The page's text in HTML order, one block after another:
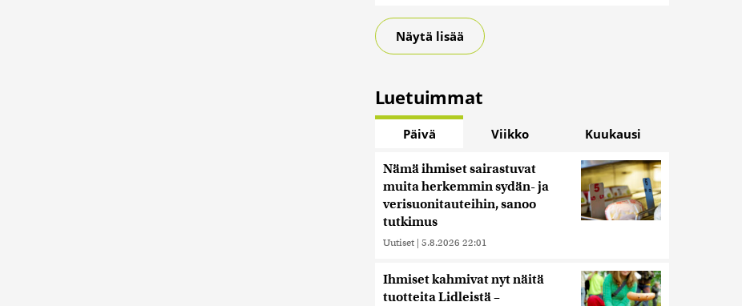
Näytä lisää
Luetuimmat
Päivä Viikko Kuukausi
Nämä ihmiset sairastuvat
muita herkemmin sydän- ja
verisuonitauteihin, sanoo
tutkimus
Uutiset | 5.8.2026 22:01
Ihmiset kahmivat nyt näitä
tuotteita Lidleistä –